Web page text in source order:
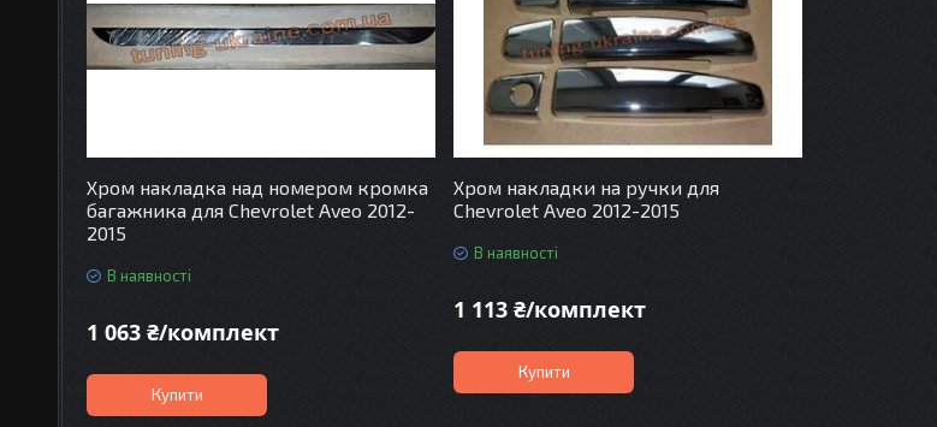
Хром накладка над номером кромка
багажника для Chevrolet Aveo 2012-
2015
В наявності
1 063 ₴/комплект
Купити
Хром накладки на ручки для
Chevrolet Aveo 2012-2015
В наявності
1 113 ₴/комплект
Купити